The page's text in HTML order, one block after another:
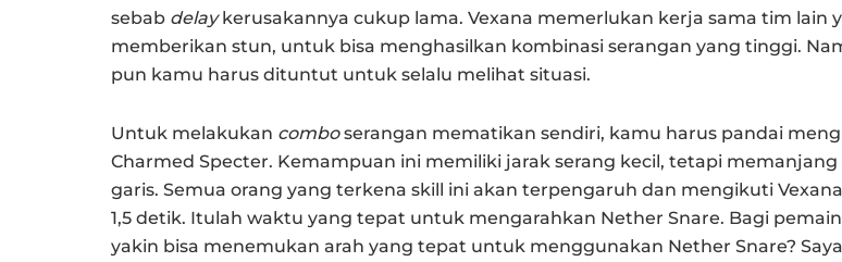
sebab delaykerusakannya cukup lama. Vexana memerlukan kerja sama tim lain
memberikan stun, untuk bisa menghasilkan kombinasi serangan yang tinggi.
pun kamu harus dituntut untuk selalu melihat situasi.
Untuk melakukan comboserangan mematikan sendiri, kamu harus pandai
Charmed Specter. Kemampuan ini memiliki jarak serang kecil, tetapi memanjang
garis. Semua orang yang terkena skill ini akan terpengaruh dan mengikuti
1,5 detik. Itulah waktu yang tepat untuk mengarahkan Nether Snare. Bagi
yakin bisa menemukan arah yang tepat untuk menggunakan Nether Snare?